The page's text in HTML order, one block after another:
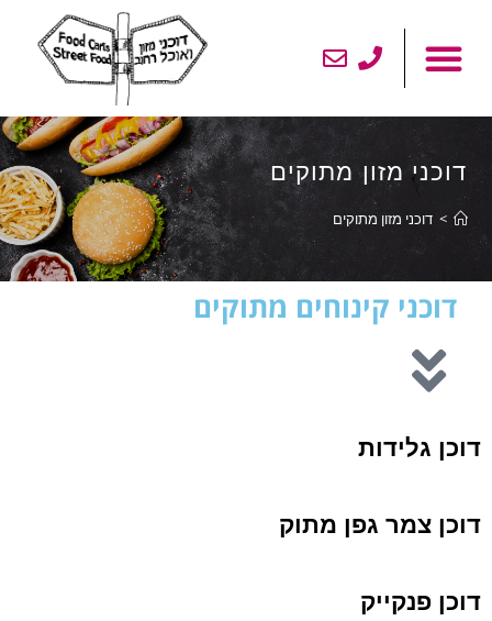
דוכני מזון מתוקים
> דוכני מזון מתוקים
דוכני קינוחים מתוקים
דוכן גלידות
דוכן צמר גפן מתוק
דוכן פנקייק